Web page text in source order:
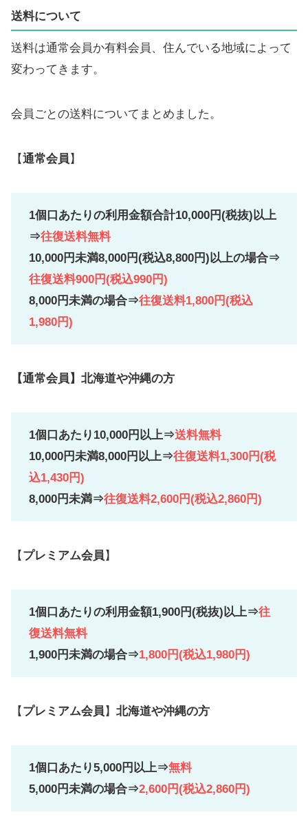
送料について
送料は通常会員か有料会員、住んでいる地域によって
変わってきます。
会員ごとの送料についてまとめました。
【通常会員 】
1個口あたりの利用金額合計10,000円(税抜)以上
⇒往復送料無料
10,000円未満8,000円(税込8,800円)以上の場合⇒
往復送料900円(税込990円)
8,000円未満の場合⇒往復送料1,800円(税込
1,980円)
【通常会員 】北海道や沖縄の方
1個口あたり10,000円以上⇒送料無料
10,000円未満8,000円以上⇒往復送料1,300円(税
込1,430円)
8,000円未満⇒往復送料2,600円(税込2,860円)
【 プレミアム会員 】
1個口あたりの利用金額1,900円(税抜)以上⇒往
復送料無料
1,900円未満の場合⇒1,800円(税込1,980円)
【 プレミアム会員 】 北海道や沖縄の方
1個口あたり5,000円以上⇒無料
5,000円未満の場合⇒2,600円(税込2,860円)